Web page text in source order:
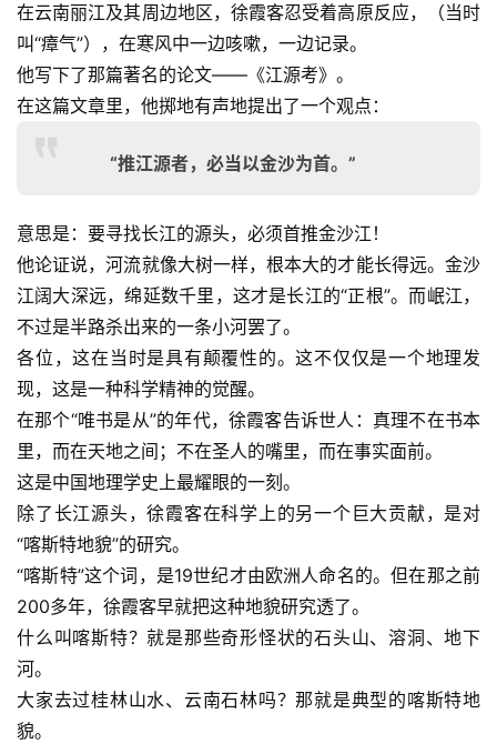
在云南丽江及其周边地区，徐霞客忍受着高原反应，（当时
叫“瘴气”），在寒风中一边咳嗽，一边记录。
他写下了那篇著名的论文——《江源考》。
在这篇文章里，他掷地有声地提出了一个观点：
“推江源者，必当以金沙为首。”
意思是：要寻找长江的源头，必须首推金沙江！
他论证说，河流就像大树一样，根本大的才能长得远。金沙
江阔大深远，绵延数千里，这才是长江的“正根”。而岷江，
不过是半路杀出来的一条小河罢了。
各位，这在当时是具有颠覆性的。这不仅仅是一个地理发
现，这是一种科学精神的觉醒。
在那个“唯书是从”的年代，徐霞客告诉世人：真理不在书本
里，而在天地之间；不在圣人的嘴里，而在事实面前。
这是中国地理学史上最耀眼的一刻。
除了长江源头，徐霞客在科学上的另一个巨大贡献，是对
“喀斯特地貌”的研究。
“喀斯特”这个词，是19世纪才由欧洲人命名的。但在那之前
200多年，徐霞客早就把这种地貌研究透了。
什么叫喀斯特？就是那些奇形怪状的石头山、溶洞、地下
河。
大家去过桂林山水、云南石林吗？那就是典型的喀斯特地
貌。